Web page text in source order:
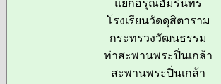
แยกอรุณอัมรินทร์
โรงเรียนวัดดุสิตาราม
กระทรวงวัฒนธรรม
ท่าสะพานพระปิ่นเกล้า
สะพานพระปิ่นเกล้า